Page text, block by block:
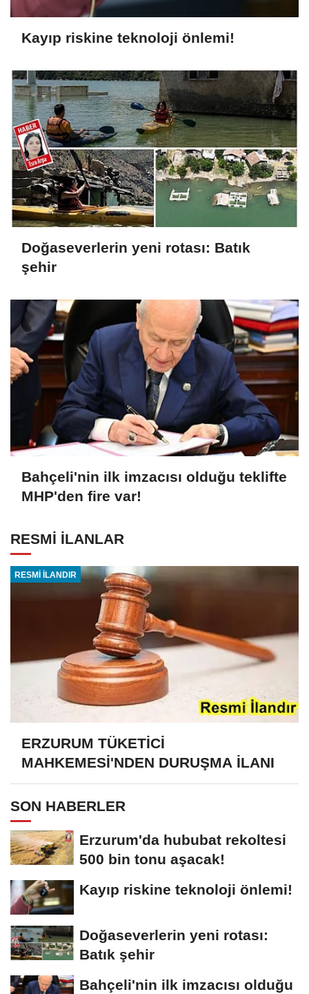
Kayıp riskine teknoloji önlemi!
Doğaseverlerin yeni rotası: Batık
şehir
Bahçeli'nin ilk imzacısı olduğu teklifte
MHP'den fire var!
RESMİ İLANLAR
RESMİ İLANDIR
ERZURUM TÜKETİCİ
MAHKEMESİ'NDEN DURUŞMA İLANI
SON HABERLER
Erzurum'da hububat rekoltesi
500 bin tonu aşacak!
Kayıp riskine teknoloji önlemi!
Doğaseverlerin yeni rotası:
Batık şehir
Bahçeli'nin ilk imzacısı olduğu